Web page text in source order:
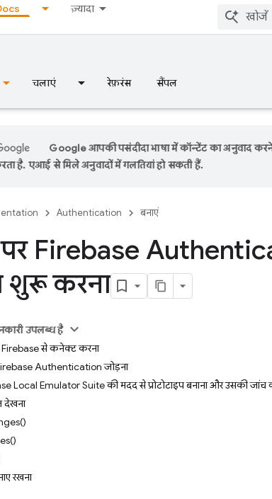
ज़्यादा
चलाएं रेफ़रंस सैंपल
Google आपकी पसंदीदा भाषा में कॉन्टेंट का अनुवाद
है. एआई से मिले अनुवादों में गलतियां हो सकती हैं.
Authentication बनाएं
पर Firebase
शुरू करना
उपलब्ध है
Firebase से कनेक्ट करना
Authentication जोड़ना
Local Emulator Suite की मदद से प्रोटोटाइप बनाना और उसकी जांच
देखना
रखना